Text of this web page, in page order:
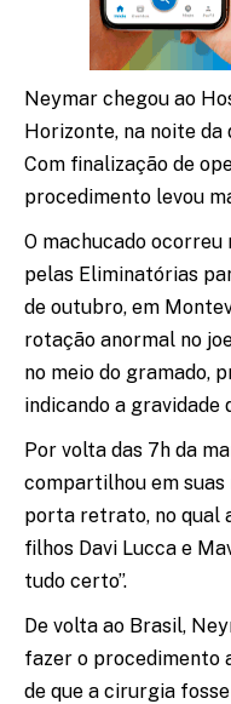
Neymar chegou ao
Horizonte, na noite da
Com finalização de
procedimento levou
O machucado
pelas Eliminatórias
de outubro, em
rotação anormal no
no meio do gramado,
indicando a gravidade
Por volta das 7h da
compartilhou em
porta retrato, no qual
filhos Davi Lucca e
tudo certo”.
De volta ao Brasil,
fazer o procedimento
de que a cirurgia